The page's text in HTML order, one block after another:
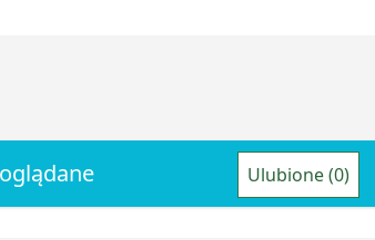
Ulubione (0)